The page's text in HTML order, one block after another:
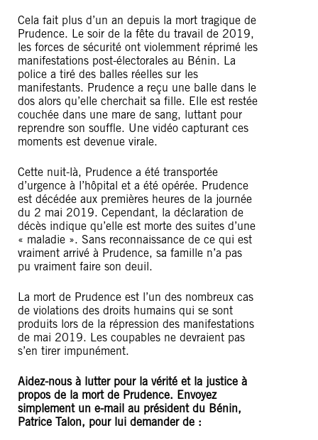
Cela fait plus d’un an depuis la mort tragique de
Prudence. Le soir de la fête du travail de 2019,
les forces de sécurité ont violemment réprimé les
manifestations post-électorales au Bénin. La
police a tiré des balles réelles sur les
manifestants. Prudence a reçu une balle dans le
dos alors qu’elle cherchait sa fille. Elle est restée
couchée dans une mare de sang, luttant pour
reprendre son souffle. Une vidéo capturant ces
moments est devenue virale.
Cette nuit-là, Prudence a été transportée
d’urgence à l’hôpital et a été opérée. Prudence
est décédée aux premières heures de la journée
du 2 mai 2019. Cependant, la déclaration de
décès indique qu’elle est morte des suites d’une
« maladie ». Sans reconnaissance de ce qui est
vraiment arrivé à Prudence, sa famille n’a pas
pu vraiment faire son deuil.
La mort de Prudence est l’un des nombreux cas
de violations des droits humains qui se sont
produits lors de la répression des manifestations
de mai 2019. Les coupables ne devraient pas
s’en tirer impunément.
Aidez-nous à lutter pour la vérité et la justice à
propos de la mort de Prudence. Envoyez
simplement un e-mail au président du Bénin,
Patrice Talon, pour lui demander de :